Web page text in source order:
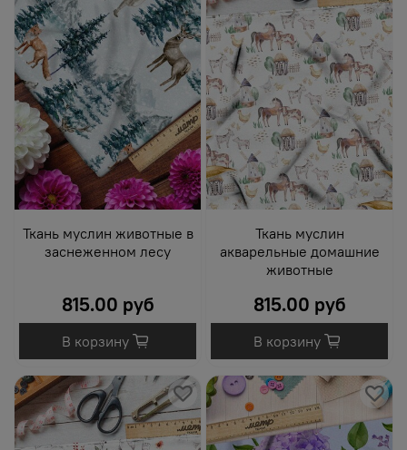
Ткань муслин животные в
заснеженном лесу
815.00 руб
В корзину
Ткань муслин
акварельные домашние
животные
815.00 руб
В корзину